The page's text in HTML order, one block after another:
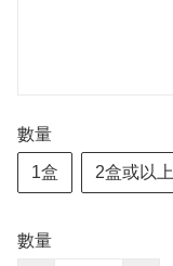
數量
1盒 2盒或以上
數量